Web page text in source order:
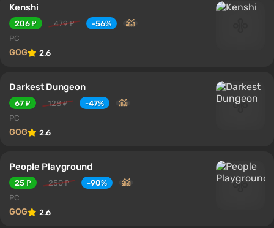
Kenshi
206 ₽ 479 ₽
-56%
PC
GOG 2.6
Darkest Dungeon
67 ₽ 128 ₽
-47%
PC
GOG 2.6
People Playground
25 ₽ 250 ₽
-90%
PC
GOG 2.6